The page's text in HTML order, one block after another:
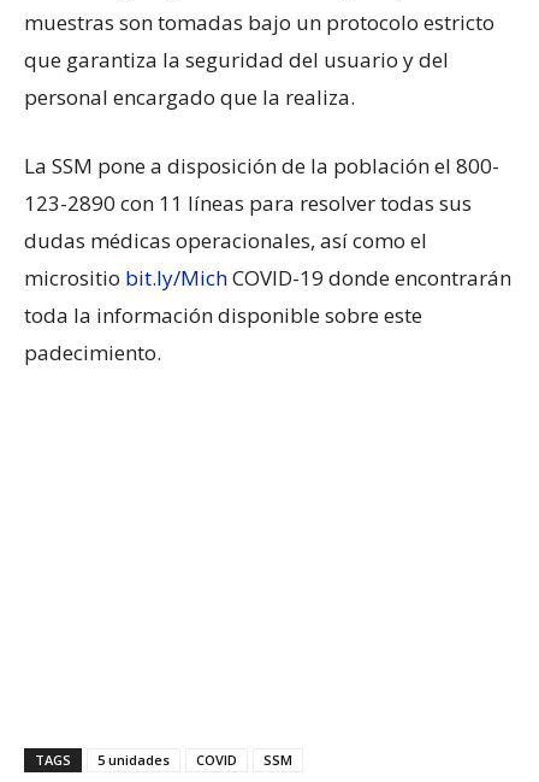
muestras son tomadas bajo un protocolo estricto
que garantiza la seguridad del usuario y del
personal encargado que la realiza.
La SSM pone a disposición de la población el 800-
123-2890 con 11 líneas para resolver todas sus
dudas médicas operacionales, así como el
micrositio bit.ly/MichCOVID-19 donde encontrarán
toda la información disponible sobre este
padecimiento.
TAGS 5 unidades COVID SSM